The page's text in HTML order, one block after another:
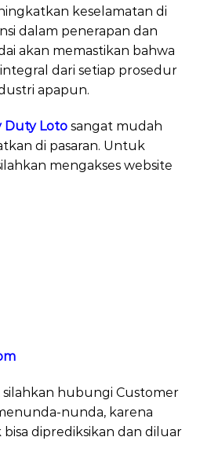
keselamatan di
dalam penerapan dan
akan memastikan bahwa
dari setiap prosedur
apapun.
Duty Loto sangat mudah
di pasaran. Untuk
mengakses website
hubungi Customer
nunda, karena
diprediksikan dan diluar